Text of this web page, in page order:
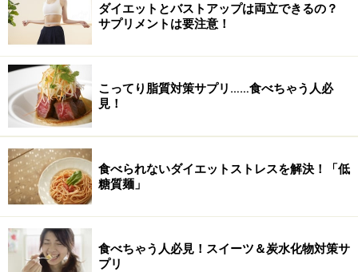
ダイエットとバストアップは両立できるの？
サプリメントは要注意！
こってり脂質対策サプリ……食べちゃう人必
見！
食べられないダイエットストレスを解決！「低
糖質麺」
食べちゃう人必見！スイーツ＆炭水化物対策サ
プリ